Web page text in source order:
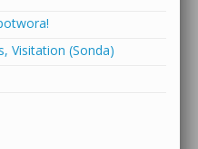
Visitation (Sonda)